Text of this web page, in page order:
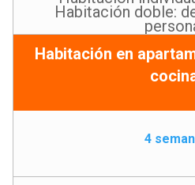
Habitación doble:
Habitación en
4